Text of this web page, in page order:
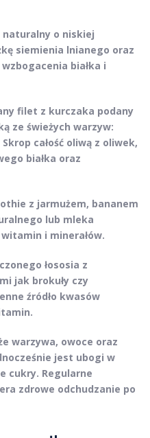
o niskiej
siemienia lnianego oraz
białka i
filet z kurczaka podany
ze świeżych warzyw:
Skrop całość oliwą z oliwek,
białka oraz
z jarmużem, bananem
lub mleka
i minerałów.
łososia z
jak brokuły czy
źródło kwasów
warzywa, owoce oraz
jest ubogi w
cukry. Regularne
zdrowe odchudzanie po